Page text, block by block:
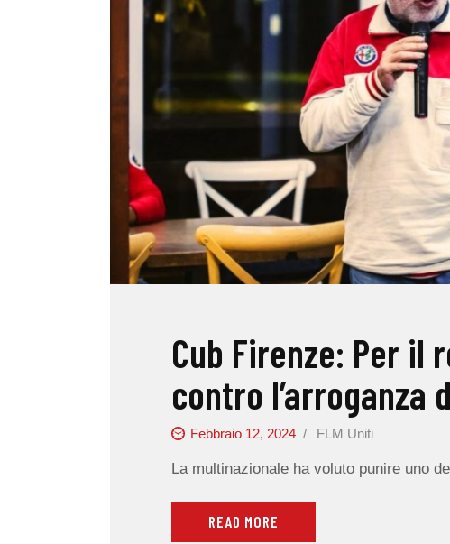
Cub Firenze: Per il
contro l’arroganza
Febbraio 12, 2024 FLM Uniti
La multinazionale ha voluto punire uno
READ MORE